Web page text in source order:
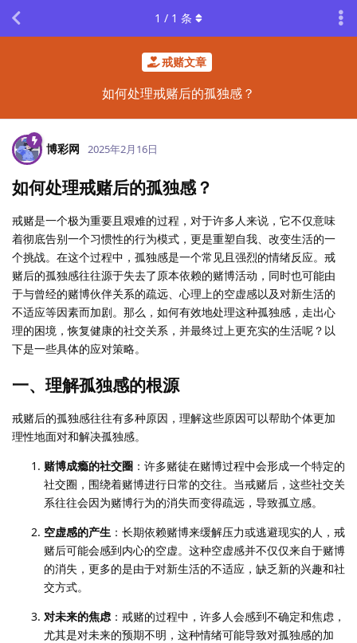
戒赌文章
如何处理戒赌后的孤独感？
1 / 1 条
博彩网 2025年2月16日
如何处理戒赌后的孤独感？
戒赌是一个极为重要且艰难的过程，对于许多人来说，它不仅意味
着彻底告别一个习惯性的行为模式，更是重塑自我、改变生活的一
个挑战。在这个过程中，孤独感是一个常见且强烈的情绪反应。戒
赌后的孤独感往往源于失去了原本依赖的赌博活动，同时也可能由
于与曾经的赌博伙伴关系的疏远、心理上的空虚感以及对新生活的
不适应等因素而加剧。那么，如何有效地处理这种孤独感，走出心
理的困境，恢复健康的社交关系，并最终过上更充实的生活呢？以
下是一些具体的应对策略。
一、理解孤独感的根源
戒赌后的孤独感往往有多种原因，理解这些原因可以帮助个体更加
理性地面对和解决孤独感。
赌博成瘾的社交圈 ：许多赌徒在赌博过程中会形成一个特定的
社交圈，围绕着赌博进行日常的交往。当戒赌后，这些社交关
系往往会因为赌博行为的消失而变得疏远，导致孤立感。
空虚感的产生 ：长期依赖赌博来缓解压力或逃避现实的人，戒
赌后可能会感到内心的空虚。这种空虚感并不仅仅来自于赌博
的消失，更多的是由于对新生活的不适应，缺乏新的兴趣和社
交方式。
对未来的焦虑 ：戒赌的过程中，许多人会感到不确定和焦虑，
尤其是对未来的预期不明，这种情绪可能导致对孤独感的加